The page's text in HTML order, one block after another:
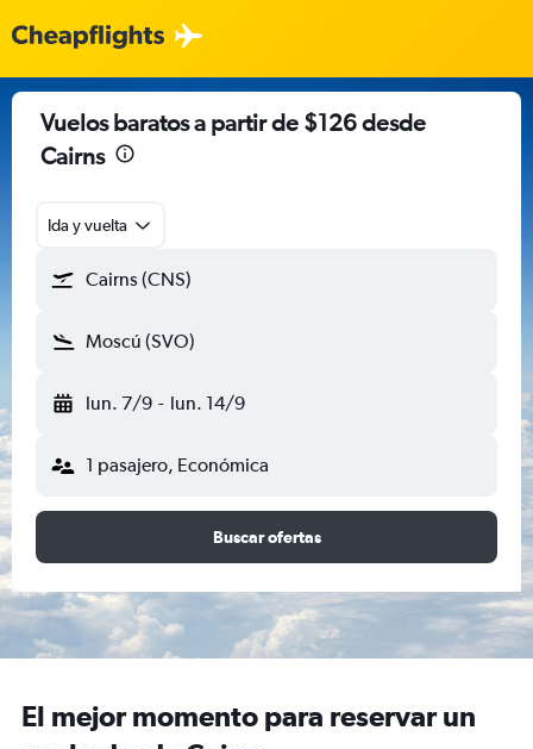
Vuelos baratos a partir de $126 desde
Cairns
Ida y vuelta
Cairns (CNS)
Moscú (SVO)
lun. 7/9 - lun. 14/9
1 pasajero, Económica
Buscar ofertas
El mejor momento para reservar un